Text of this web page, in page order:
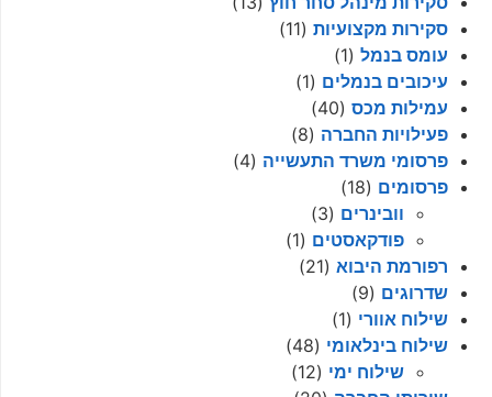
סקירות מקצועיות (11)
עומס בנמל (1)
עיכובים בנמלים (1)
עמילות מכס (40)
פעילויות החברה (8)
פרסומי משרד התעשייה (4)
פרסומים (18)
וובינרים (3)
פודקאסטים (1)
רפורמת היבוא (21)
שדרוגים (9)
שילוח אוורי (1)
שילוח בינלאומי (48)
שילוח ימי (12)